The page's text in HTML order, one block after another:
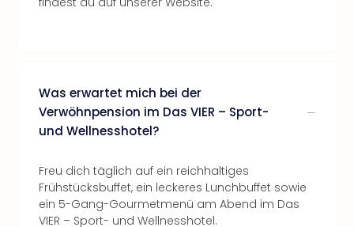
Was erwartet mich bei der
Verwöhnpension im Das VIER – Sport-
und Wellnesshotel?
Freu dich täglich auf ein reichhaltiges
Frühstücksbuffet, ein leckeres Lunchbuffet sowie
ein 5-Gang-Gourmetmenü am Abend im Das
VIER – Sport- und Wellnesshotel.